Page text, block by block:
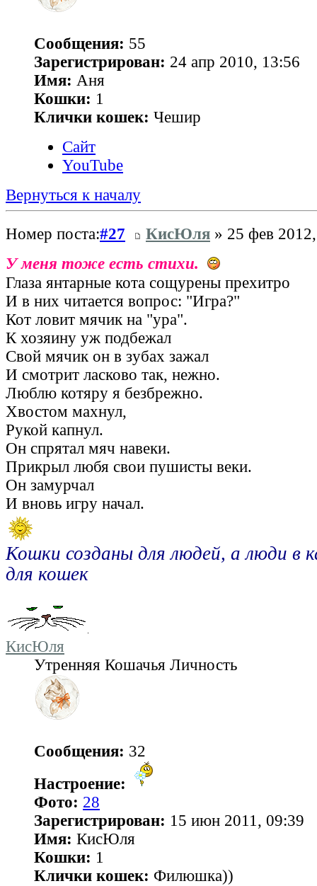
Сообщения: 55
Зарегистрирован: 24 апр 2010, 13:56
Имя: Аня
Кошки: 1
Клички кошек: Чешир
Сайт
YouTube
Вернуться к началу
Номер поста:#27 КисЮля » 25 фев
У меня тоже есть стихи.
Глаза янтарные кота сощурены прехитро
И в них читается вопрос: "Игра?"
Кот ловит мячик на "ура".
К хозяину уж подбежал
Свой мячик он в зубах зажал
И смотрит ласково так, нежно.
Люблю котяру я безбрежно.
Хвостом махнул,
Рукой капнул.
Он спрятал мяч навеки.
Прикрыл любя свои пушисты веки.
Он замурчал
И вновь игру начал.
Кошки созданы для людей, а люди в
для кошек
КисЮля
Утренняя Кошачья Личность
Сообщения: 32
Настроение:
Фото: 28
Зарегистрирован: 15 июн 2011, 09:39
Имя: КисЮля
Кошки: 1
Клички кошек: Филюшка))